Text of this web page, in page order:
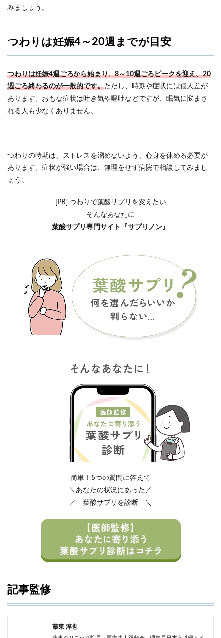
みましょう。
つわりは妊娠4～20週までが目安
つわりは妊娠4週ごろから始まり、8～10週ごろピークを迎え、20
週ごろ終わるのが一般的です。ただし、時期や症状には個人差が
あります。おもな症状は吐き気や嘔吐などですが、眠気に悩まさ
れる人も少なくありません。
つわりの時期は、ストレスを溜めないよう、心身を休める必要が
あります。症状が強い場合は、無理をせず病院で相談してみまし
ょう。
[PR] つわりで葉酸サプリを変えたい
そんなあなたに
葉酸サプリ専門サイト『サプリノン』
簡単！5つの質問に答えて
＼あなたの状況にあった／
／ 葉酸サプリを診断 ＼
記事監修
藤東 淳也